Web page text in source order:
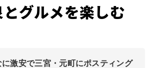
グルメを楽しむ
に激安で三宮・元町にポスティング